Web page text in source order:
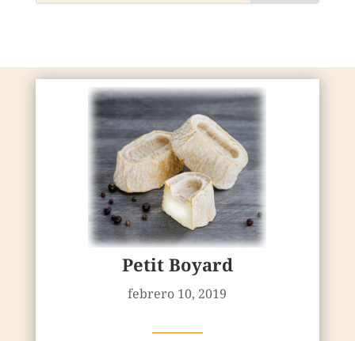
Petit Boyard
febrero 10, 2019
————